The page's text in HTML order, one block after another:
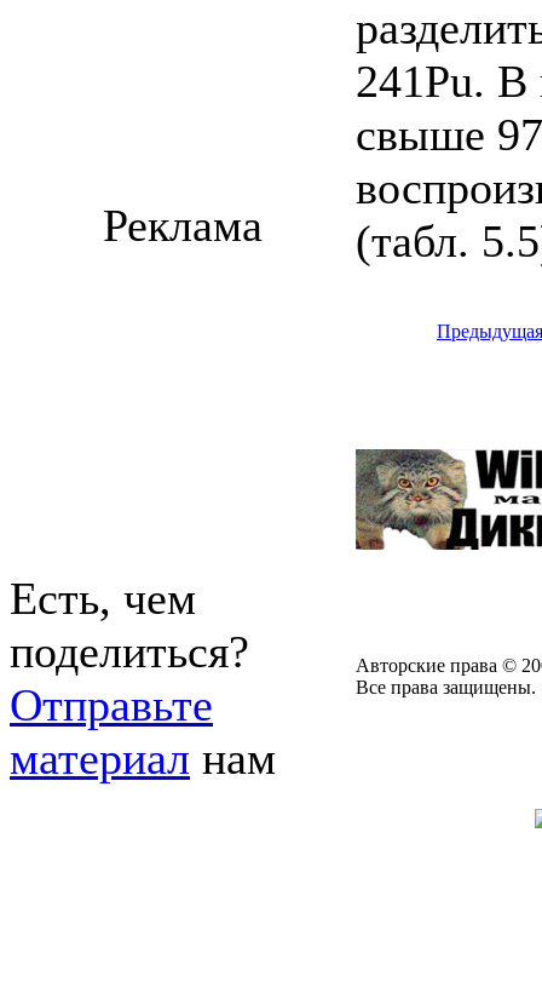
241Pu. В
свыше
(табл.
Предыдущая
Реклама
Есть, чем
поделиться?
Отправьте
материал нам
Авторские права ©
Все права защищены.